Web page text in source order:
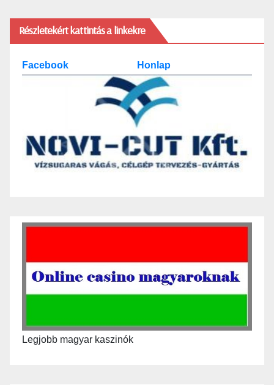
Részletekért kattintás a linkekre
Facebook Honlap
Legjobb magyar kaszinók